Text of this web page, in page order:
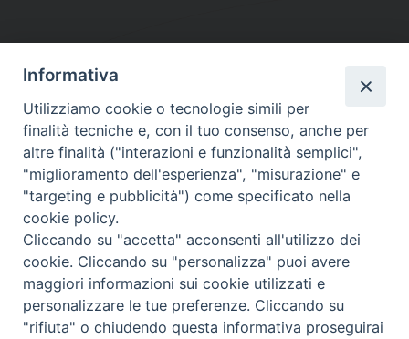
DIOCESI SUBURBICARIA DI ALBANO
Contatti:Tel.: 06.93268401 - Fax.: 06.9323844
E-mail:curia@diocesidialbano.it
Orari: dal Lunedì al Venerdì Ore: 9:00 - 13:00
Lunedì, Mercoledì e Venerdì, Ore 9:30 - 12:30
Diocesi Suburbicaria di Albano
Informativa
Utilizziamo cookie o tecnologie simili per
finalità tecniche e, con il tuo consenso, anche per
altre finalità ("interazioni e funzionalità semplici",
"miglioramento dell'esperienza", "misurazione" e
"targeting e pubblicità") come specificato nella
cookie policy.
Cliccando su "accetta" acconsenti all'utilizzo dei
cookie. Cliccando su "personalizza" puoi avere
maggiori informazioni sui cookie utilizzati e
personalizzare le tue preferenze. Cliccando su
"rifiuta" o chiudendo questa informativa proseguirai